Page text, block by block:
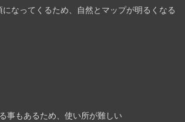
なってくるため、自然とマップが明るくなる
事もあるため、使い所が難しい